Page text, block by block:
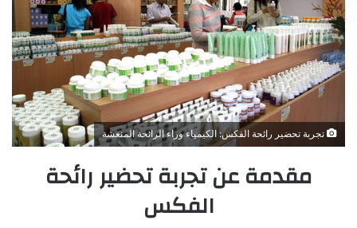
تجربة تحضير رائحة الفكس: الكيمياء وراء الرائحة المنعشة
مقدمة عن تجربة تحضير رائحة
الفكس